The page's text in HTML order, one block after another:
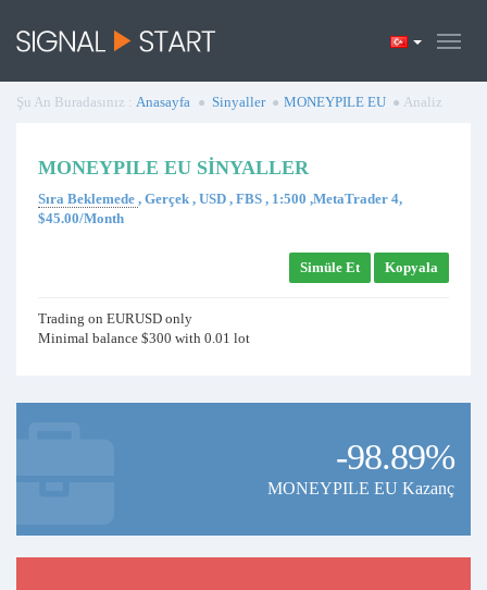
Şu An Buradasınız : Anasayfa Sinyaller MONEYPILE EU Analiz
MONEYPILE EU SINYALLER
Sıra Beklemede , Gerçek , USD , FBS , 1:500 ,MetaTrader 4,
$45.00/Month
Simüle Et Kopyala
Trading on EURUSD only
Minimal balance $300 with 0.01 lot
-98.89%
MONEYPILE EU Kazanç